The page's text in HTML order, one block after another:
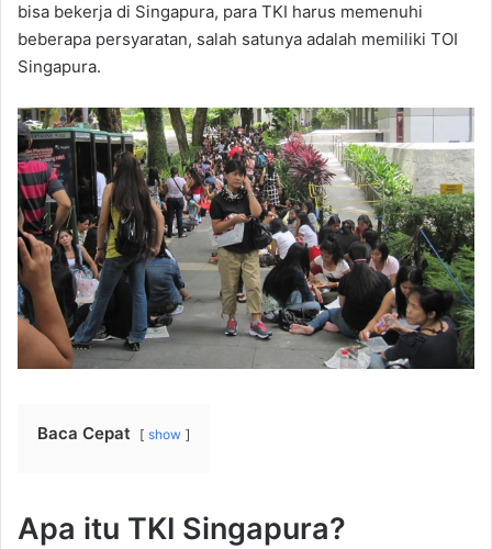
bisa bekerja di Singapura, para TKI harus memenuhi
beberapa persyaratan, salah satunya adalah memiliki TOI
Singapura.
Baca Cepat show
Apa itu TKI Singapura?